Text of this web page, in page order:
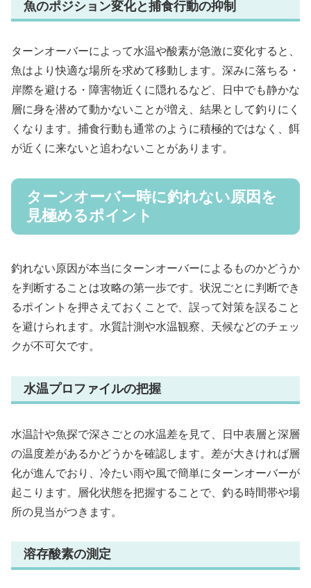
魚のポジション変化と捕食行動の抑制
ターンオーバーによって水温や酸素が急激に変化すると、
魚はより快適な場所を求めて移動します。深みに落ちる・
岸際を避ける・障害物近くに隠れるなど、日中でも静かな
層に身を潜めて動かないことが増え、結果として釣りにく
くなります。捕食行動も通常のように積極的ではなく、餌
が近くに来ないと追わないことがあります。
ターンオーバー時に釣れない原因を
見極めるポイント
釣れない原因が本当にターンオーバーによるものかどうか
を判断することは攻略の第一歩です。状況ごとに判断でき
るポイントを押さえておくことで、誤って対策を誤ること
を避けられます。水質計測や水温観察、天候などのチェッ
クが不可欠です。
水温プロファイルの把握
水温計や魚探で深さごとの水温差を見て、日中表層と深層
の温度差があるかどうかを確認します。差が大きければ層
化が進んでおり、冷たい雨や風で簡単にターンオーバーが
起こります。層化状態を把握することで、釣る時間帯や場
所の見当がつきます。
溶存酸素の測定